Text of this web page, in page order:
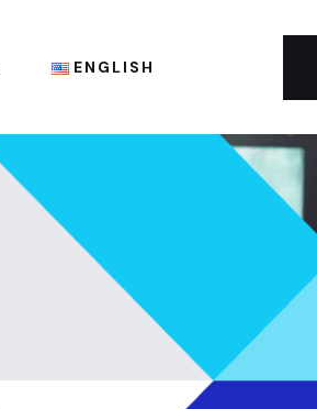
ENGLISH